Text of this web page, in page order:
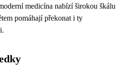
medicína nabízí širokou škálu
pomáhají překonat i ty